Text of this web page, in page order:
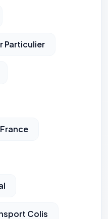
Particulier
Colis